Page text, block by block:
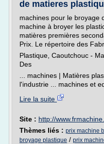
de matieres
machines pour le broyage
machine à broyer les
matières premières
Prix. Le répertoire des
Plastique, Caoutchouc -
Des
... machines | Matières
l'industrie ... machines et
Lire la suite
Site : http://
Thèmes liés : prix machine
broyage plastique / prix